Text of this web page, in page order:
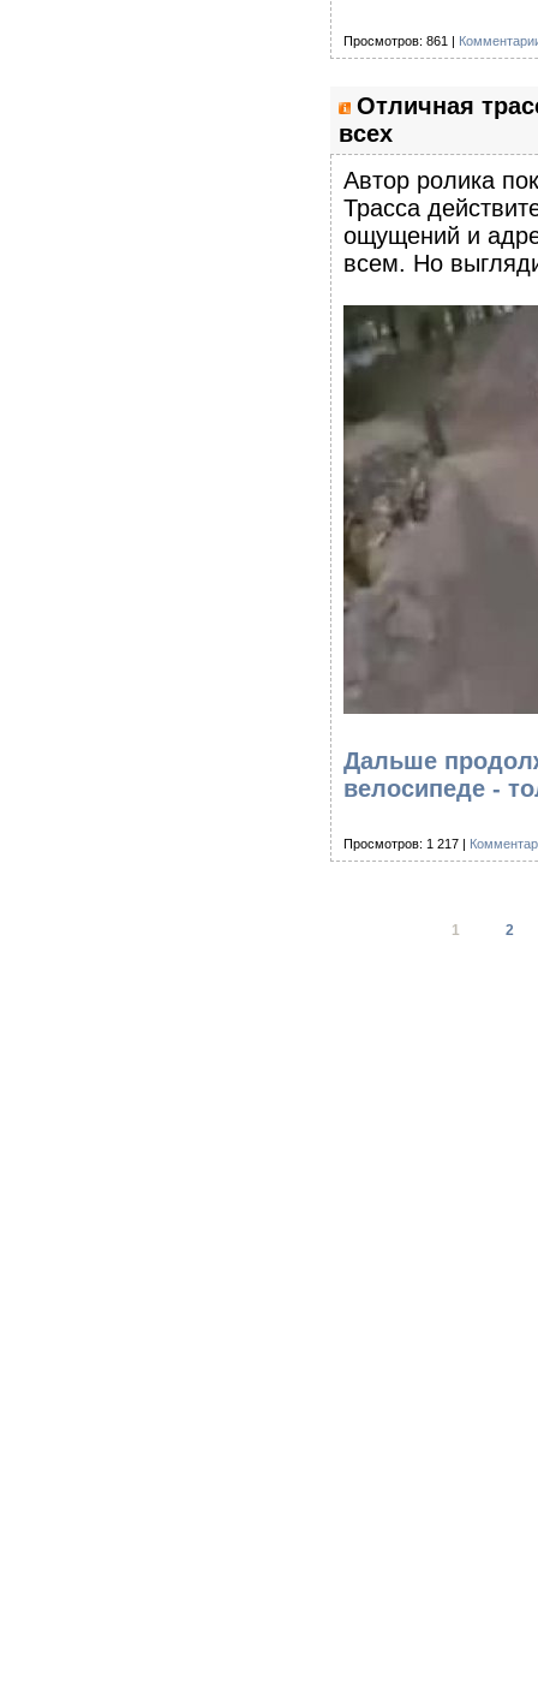
Просмотров: 861 |
Отличная
всех
Автор ролика
Трасса
ощущений и
всем. Но
Дальше
велосипеде -
Просмотров: 1 217 |
1 2